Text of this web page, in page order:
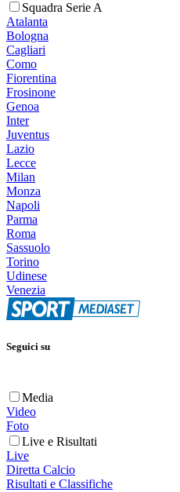
Squadra Serie A
Atalanta
Bologna
Cagliari
Como
Fiorentina
Frosinone
Genoa
Inter
Juventus
Lazio
Lecce
Milan
Monza
Napoli
Parma
Roma
Sassuolo
Torino
Udinese
Venezia
Seguici su
Media
Video
Foto
Live e Risultati
Live
Diretta Calcio
Risultati e Classifiche